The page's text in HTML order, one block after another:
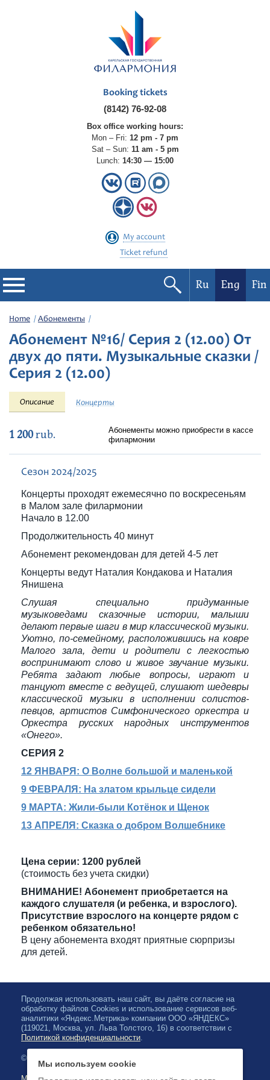
Booking tickets
(8142) 76-92-08
Box office working hours:
Mon – Fri: 12 pm - 7 pm
Sat – Sun: 11 am - 5 pm
Lunch: 14:30 — 15:00
My account
Ticket refund
Philharmonic
Current events
Festivals
Ru Eng Fin
Home Абонементы
Абонемент №16/ Серия 2 (12.00) От
двух до пяти. Музыкальные сказки /
Серия 2 (12.00)
Описание Концерты
1 200rub.
Абонементы можно приобрести в кассе
филармонии
Сезон 2024/2025
Концерты проходят ежемесячно по воскресеньям
в Малом зале филармонии
Начало в 12.00
Продолжительность 40 минут
Абонемент рекомендован для детей 4-5 лет
Концерты ведут Наталия Кондакова и Наталия
Янишена
Слушая специально придуманные
музыковедами сказочные истории, малыши
делают первые шаги в мир классической музыки.
Уютно, по-семейному, расположившись на ковре
Малого зала, дети и родители с легкостью
воспринимают слово и живое звучание музыки.
Ребята задают любые вопросы, играют и
танцуют вместе с ведущей, слушают шедевры
классической музыки в исполнении солистов-
певцов, артистов Симфонического оркестра и
Оркестра русских народных инструментов
«Онего».
СЕРИЯ 2
12 ЯНВАРЯ: О Волне большой и маленькой
9 ФЕВРАЛЯ: На златом крыльце сидели
9 МАРТА: Жили-были Котёнок и Щенок
13 АПРЕЛЯ: Сказка о добром Волшебнике
Цена серии: 1200 рублей
(стоимость без учета скидки)
ВНИМАНИЕ! Абонемент приобретается на
каждого слушателя (и ребенка, и взрослого).
Присутствие взрослого на концерте рядом с
ребенком обязательно!
В цену абонемента входят приятные сюрпризы
для детей.
Продолжая использовать наш сайт, вы даёте согласие на
обработку файлов Cookies и использование сервисов веб-
аналитики «Яндекс.Метрика» компании ООО «ЯНДЕКС»
(119021, Москва, ул. Льва Толстого, 16) в соответствии с
Политикой конфиденциальности.
© 2026, Karelian State Philharmonic
Мы используем cookie